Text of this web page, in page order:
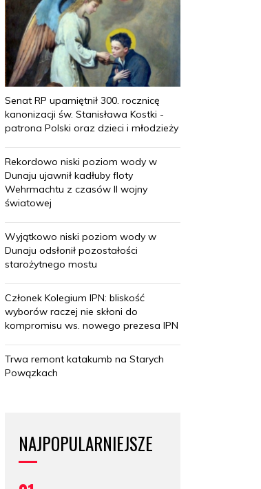
Senat RP upamiętnił 300. rocznicę
kanonizacji św. Stanisława Kostki -
patrona Polski oraz dzieci i młodzieży
Rekordowo niski poziom wody w
Dunaju ujawnił kadłuby floty
Wehrmachtu z czasów II wojny
światowej
Wyjątkowo niski poziom wody w
Dunaju odsłonił pozostałości
starożytnego mostu
Członek Kolegium IPN: bliskość
wyborów raczej nie skłoni do
kompromisu ws. nowego prezesa IPN
Trwa remont katakumb na Starych
Powązkach
NAJPOPULARNIEJSZE